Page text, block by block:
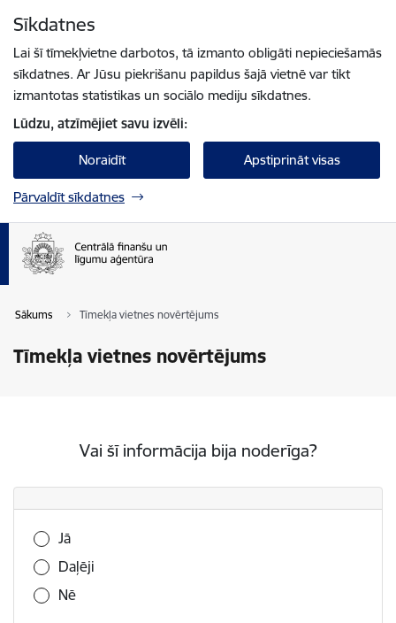
Sīkdatnes
Lai šī tīmekļvietne darbotos, tā izmanto obligāti nepieciešamās
sīkdatnes. Ar Jūsu piekrišanu papildus šajā vietnē var tikt
izmantotas statistikas un sociālo mediju sīkdatnes.
Lūdzu, atzīmējiet savu izvēli:
Noraidīt Apstiprināt visas
Pārvaldīt sīkdatnes
Sākums Tīmekļa vietnes novērtējums
Tīmekļa vietnes novērtējums
Vai šī informācija bija noderīga?
Vai šī informācija bija noderīga?
Jā
Daļēji
Nē